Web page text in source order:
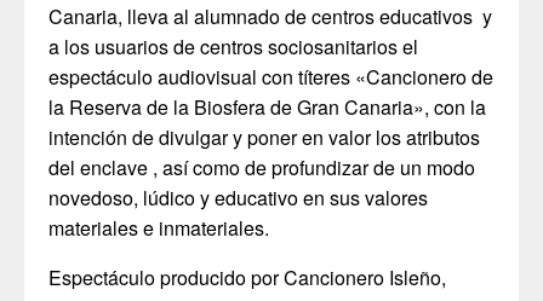
Canaria, lleva al alumnado de centros educativos y
a los usuarios de centros sociosanitarios el
espectáculo audiovisual con títeres «Cancionero de
la Reserva de la Biosfera de Gran Canaria», con la
intención de divulgar y poner en valor los atributos
del enclave , así como de profundizar de un modo
novedoso, lúdico y educativo en sus valores
materiales e inmateriales.
Espectáculo producido por Cancionero Isleño,